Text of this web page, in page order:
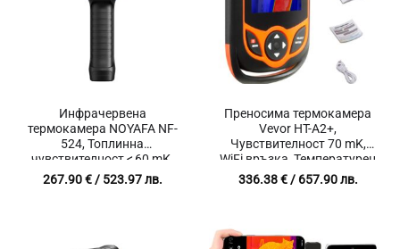
Инфрачервена
термокамера NOYAFA NF-
524, Топлинна
чувствителност < 60 mK,
Температурен обхват от
-10°C до 400°C
267.90€/ 523.97 лв.
Преносима термокамера
Vevor HT-A2+,
Чувствителност 70 mK,
WiFi връзка, Температурен
обхват -20℃ до 600℃
336.38€/ 657.90 лв.